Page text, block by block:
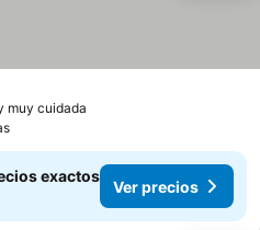
muy cuidada
exactos
Ver precios